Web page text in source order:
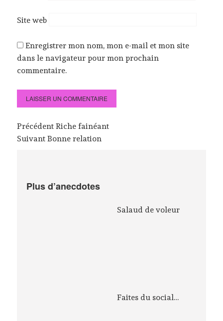
Site web
Enregistrer mon nom, mon e-mail et mon site
dans le navigateur pour mon prochain
commentaire.
Navigation
de
Précédent Article
précédent
Riche fainéant
Suivant Article
Bonne relation
Plus d’anecdotes
Salaud de voleur
Faites du social…